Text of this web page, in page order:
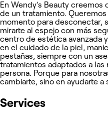
En Wendy’s Beauty
de un tratamiento. Queremos
momento para desconectar,
mirarte al espejo con más
centro de estética avanzada
en el cuidado de la piel,
pestañas, siempre con un
tratamientos adaptados a las
persona. Porque para
cambiarte, sino en ayudarte
Services